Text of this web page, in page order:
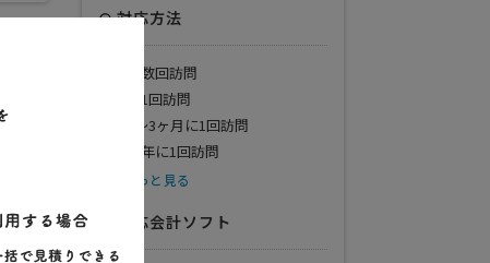
対応方法
月数回訪問
月1回訪問
2〜3ヶ月に1回訪問
半年に1回訪問
もっと見る
対応会計ソフト